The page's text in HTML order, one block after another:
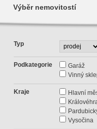
Výběr nemovitostí
Typ
Podkategorie Garáž
Vinný
Kraje Hlavní
Vysočina